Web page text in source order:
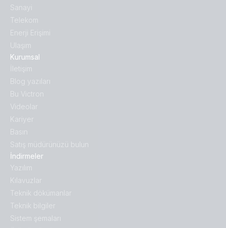
İndirmeler
Yazılım
Kılavuzlar
Teknik dökümanlar
Teknik bilgiler
Sistem şemaları
Sanayi
Telekom
Enerji Erişimi
Ulaşım
Kurumsal
İletişim
Blog yazıları
Bu Victron
Videolar
Kariyer
Basın
Satış müdürünüzü bulun